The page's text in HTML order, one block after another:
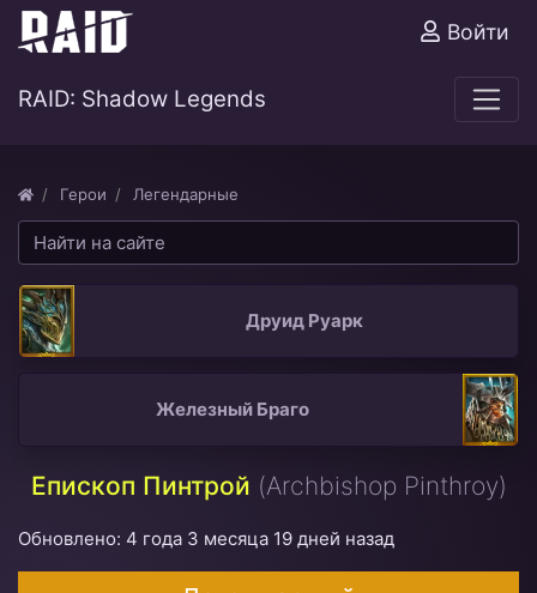
Войти
RAID: Shadow Legends
Герои Легендарные
Друид Руарк
Железный Браго
Епископ Пинтрой (Archbishop Pinthroy)
Обновлено: 4 года 3 месяца 19 дней назад